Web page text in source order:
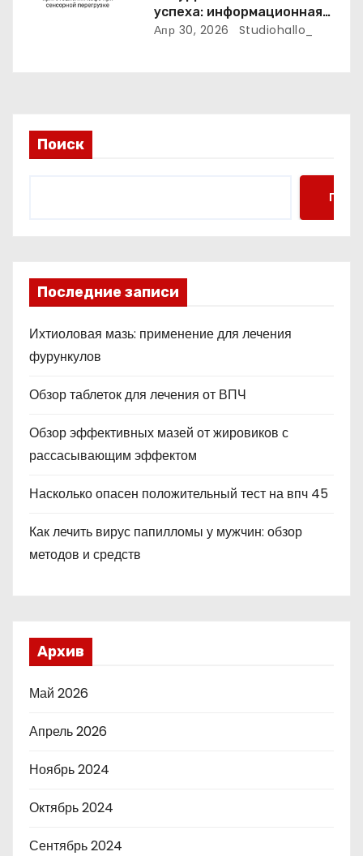
успеха: информационная
энтропия приготовления
Апр 30, 2026 Studiohallo_
Поиск
Поиск
Последние записи
Ихтиоловая мазь: применение для лечения
фурункулов
Обзор таблеток для лечения от ВПЧ
Обзор эффективных мазей от жировиков с
рассасывающим эффектом
Насколько опасен положительный тест на впч 45
Как лечить вирус папилломы у мужчин: обзор
методов и средств
Архив
Май 2026
Апрель 2026
Ноябрь 2024
Октябрь 2024
Сентябрь 2024